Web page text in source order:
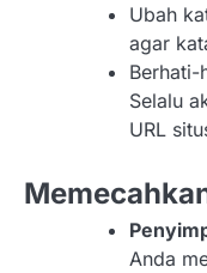
Ubah
agar
Berhati-
Selalu
URL
Anda